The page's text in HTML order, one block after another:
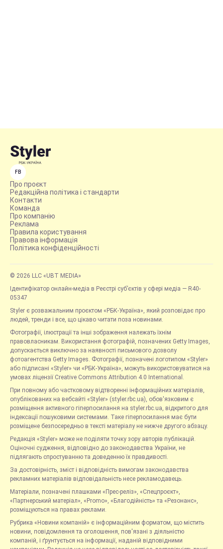
FB
Про проєкт
Редакційна політика і стандарти
Контакти
Команда
Про компанію
Реклама
Правила користування
Правова інформація
Політика конфіденційності
© 2026 LLC «UBT MEDIA»
Ідентифікатор онлайн-медіа в Реєстрі суб’єктів у сфері медіа — R40-
05347
Styler є розважальним проєктом «РБК-Україна», який розповідає про
людей, тренди і все, що цікаво читати поза новинами.
Фотографії, ілюстрації та інші зображення належать їхнім
правовласникам. Використання фотографій, позначених Getty Images,
допускається виключно за наявності письмового дозволу
фотоагентства Getty Images. Фотографії, позначені логотипом «Styler»
або підписані «Styler» чи «РБК-Україна», можуть використовуватися на
умовах ліцензії Creative Commons Attribution 4.0 International.
При повному або частковому відтворенні інформаційних матеріалів,
опублікованих на вебсайті «Styler» (styler.rbc.ua), обов'язковим є
розміщення активного гіперпосилання на styler.rbc.ua, відкритого для
індексації пошуковими системами. Таке гіперпосилання має бути
розміщене безпосередньо в тексті матеріалу не нижче другого абзацу.
Редакція «Styler» може не поділяти точку зору авторів публікацій.
Оціночні судження, відповідно до законодавства України, не
підлягають спростуванню та доведенню їх правдивості.
За достовірність, зміст і відповідність вимогам законодавства
рекламних матеріалів відповідальність несе рекламодавець.
Матеріали, позначені плашками «Прес-реліз», «Спецпроєкт»,
«Партнерський матеріал», «Promo», «Благодійність» та «Резонанс»,
розміщуються на правах реклами.
Рубрика «Новини компаній» є інформаційним форматом, що містить
новини, повідомлення та оголошення, пов'язані з діяльністю
компаній, і ґрунтується на інформації, наданій відповідними